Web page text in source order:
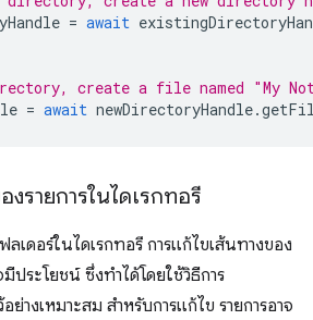
= await
create a file named "My
= await newDirectoryHandle.
งรายการในไดเรกทอรี
เดอร์ในไดเรกทอรี การแก้ไขเส้นทางของ
ประโยชน์ ซึ่งทำได้โดยใช้วิธีการ
ย่างเหมาะสม สำหรับการแก้ไข รายการอาจ